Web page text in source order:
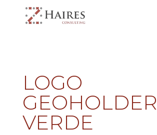
LOGO
GEOHOLDER
VERDE